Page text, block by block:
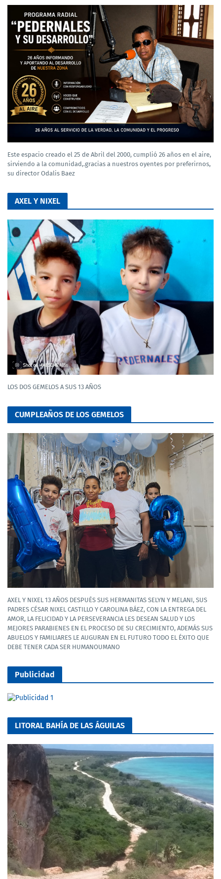
Este espacio creado el 25 de Abril del 2000, cumplió 26 años en el aire,
sirviendo a la comunidad,.gracias a nuestros oyentes por preferirnos,
su director Odalis Baez
AXEL Y NIXEL
LOS DOS GEMELOS A SUS 13 AÑOS
CUMPLEAÑOS DE LOS GEMELOS
AXEL Y NIXEL 13 AÑOS DESPUÉS SUS HERMANITAS SELYN Y MELANI, SUS
PADRES CÉSAR NIXEL CASTILLO Y CAROLINA BÁEZ, CON LA ENTREGA DEL
AMOR, LA FELICIDAD Y LA PERSEVERANCIA LES DESEAN SALUD Y LOS
MEJORES PARABIENES EN EL PROCESO DE SU CRECIMIENTO, ADEMÁS SUS
ABUELOS Y FAMILIARES LE AUGURAN EN EL FUTURO TODO EL ÉXITO QUE
DEBE TENER CADA SER HUMANOUMANO
Publicidad
LITORAL BAHÍA DE LAS ÁGUILAS